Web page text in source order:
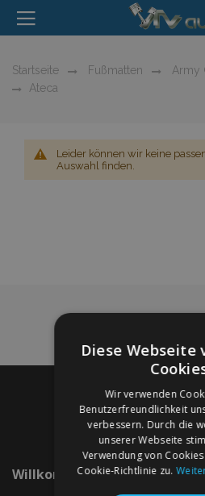
Startseite Fußmatten Army
Ateca
Leider können wir keine
Auswahl finden.
Willkommen Bei VTVauto.at
Diese Webseite
Wir verwenden
Benutzerfreundlichkeit
verbessern. Durch die
unserer Webseite
Verwendung von
Cookie-Richtlinie zu.